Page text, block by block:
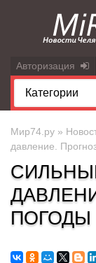
Авторизация
Мир74.ру »
давление.
ПОГОДЫ